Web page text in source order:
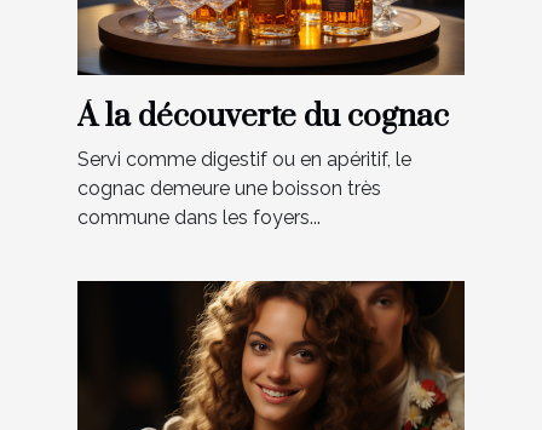
À la découverte du cognac
Servi comme digestif ou en apéritif, le
cognac demeure une boisson très
commune dans les foyers...